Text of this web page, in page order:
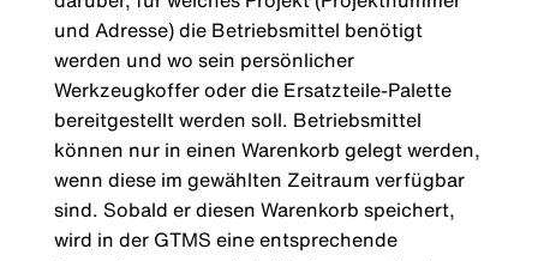
und Adresse) die Betriebsmittel benötigt
werden und wo sein persönlicher
Werkzeugkoffer oder die Ersatzteile-Palette
bereitgestellt werden soll. Betriebsmittel
können nur in einen Warenkorb gelegt werden,
wenn diese im gewählten Zeitraum verfügbar
sind. Sobald er diesen Warenkorb speichert,
wird in der GTMS eine entsprechende